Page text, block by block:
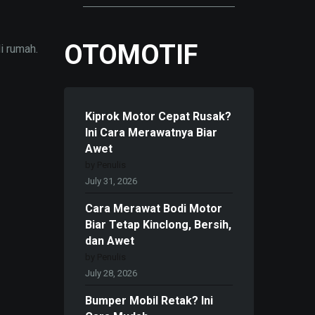
rumah. OTOMOTIF
Kiprok Motor Cepat Rusak?
Ini Cara Merawatnya Biar
Awet
July 31, 2026
Cara Merawat Bodi Motor
Biar Tetap Kinclong, Bersih,
dan Awet
July 28, 2026
Bumper Mobil Retak? Ini